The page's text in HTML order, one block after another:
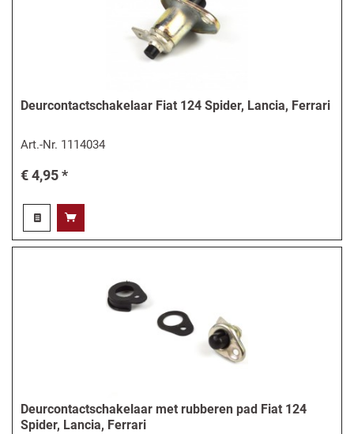
Deurcontactschakelaar Fiat 124 Spider, Lancia, Ferrari
Art.-Nr. 1114034
€ 4,95 *
Deurcontactschakelaar met rubberen pad Fiat 124
Spider, Lancia, Ferrari